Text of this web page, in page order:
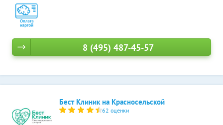
8 (495) 487-45-57
Бест Клиник на Красносельской
62 оценки